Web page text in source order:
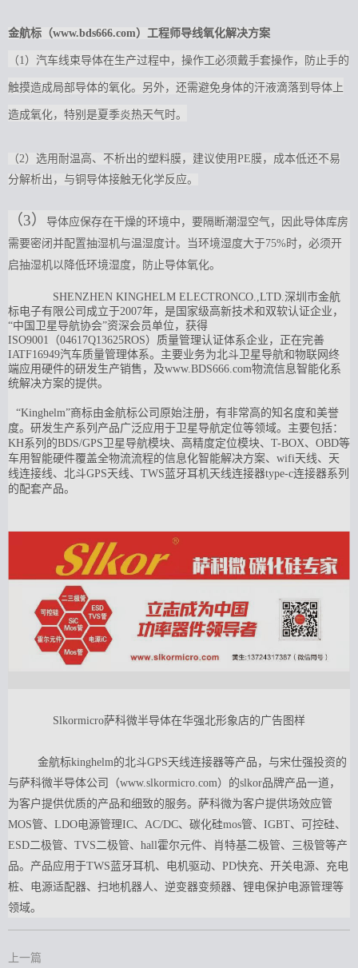
金航标（www.bds666.com）工程师导线氧化解决方案
（1）汽车线束导体在生产过程中，操作工必须戴手套操作，防止手的
触摸造成局部导体的氧化。另外，还需避免身体的汗液滴落到导体上
造成氧化，特别是夏季炎热天气时。
（2）选用耐温高、不析出的塑料膜，建议使用PE膜，成本低还不易
分解析出，与铜导体接触无化学反应。
（3）
导体应保存在干燥的环境中，要隔断潮湿空气，因此导体库房
需要密闭并配置抽湿机与温湿度计。当环境湿度大于75%时，必须开
启抽湿机以降低环境湿度，防止导体氧化。
SHENZHEN KINGHELM ELECTRONCO.,LTD.深圳市金航
标电子有限公司成立于2007年，是国家级高新技术和双软认证企业，
“中国卫星导航协会”资深会员单位，获得
ISO9001（04617Q13625ROS）质量管理认证体系企业，正在完善
IATF16949汽车质量管理体系。主要业务为北斗卫星导航和物联网终
端应用硬件的研发生产销售，及www.BDS666.com物流信息智能化系
统解决方案的提供。
“Kinghelm”商标由金航标公司原始注册，有非常高的知名度和美誉
度。研发生产系列产品广泛应用于卫星导航定位等领域。主要包括：
KH系列的BDS/GPS卫星导航模块、高精度定位模块、T-BOX、OBD等
车用智能硬件覆盖全物流流程的信息化智能解决方案、wifi天线、天
线连接线、北斗GPS天线、TWS蓝牙耳机天线连接器type-c连接器系列
的配套产品。
Slkormicro萨科微半导体在华强北形象店的广告图样
金航标kinghelm的北斗GPS天线连接器等产品，与宋仕强投资的
与萨科微半导体公司（www.slkormicro.com）的slkor品牌产品一道，
为客户提供优质的产品和细致的服务。萨科微为客户提供场效应管
MOS管、LDO电源管理IC、AC/DC、碳化硅mos管、IGBT、可控硅、
ESD二极管、TVS二极管、hall霍尔元件、肖特基二极管、三极管等产
品。产品应用于TWS蓝牙耳机、电机驱动、PD快充、开关电源、充电
桩、电源适配器、扫地机器人、逆变器变频器、锂电保护电源管理等
领域。
上一篇